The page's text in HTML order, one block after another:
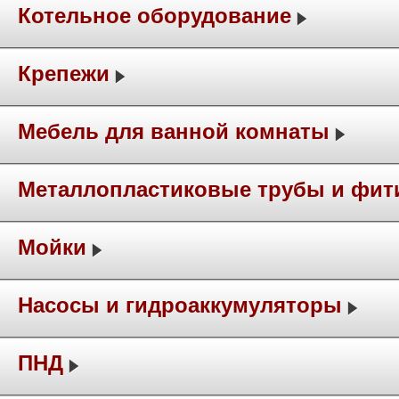
Котельное оборудование
Крепежи
Мебель для ванной комнаты
Металлопластиковые трубы и
Мойки
Насосы и гидроаккумуляторы
ПНД